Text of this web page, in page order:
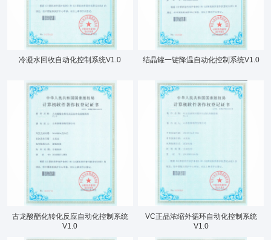
冷凝水回收自动化控制系统V1.0 结晶罐一键降温自动化控制系统V1.0
古龙酸酯化转化反应自动化控制系统
V1.0
VC正品浓缩外循环自动化控制系统
V1.0
产品展示 企业文化
联系我们